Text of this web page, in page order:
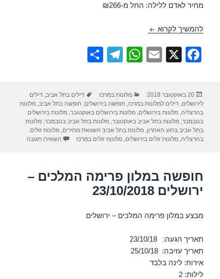
מחיר לאדם ללילה: החל מ-₪266
להמשיך לקרוא חופשה במלון רימונים שלום ירושלים – ירושלים 28/10/2018
F
e
b
o
X
E
W
s
A
p
T
gr
a
m
e
פורסם
בתאריך
20 באוקטובר 2018 קטגוריות
מלונות במרכז תגיות
דילים בתל אביב,דילים
לירושלים,דילים למלונות במרכז, חופשה בירושלים, חופשה בתל אביב,מלונות
בהרצליה,מלונות בירושלים,מלונות בירושלים באוקטובר,מלונות בירושלים
בנובמבר,מלונות בתל אביב באוקטובר,מלונות בתל אביב בנובמבר,מלונות
בתל אביב ברגע האחרון,מלונות בתל אביב השוואת מחירים,מלונות זולים
בהרצליה,מלונות זולים בירושלים,מלונות זולים במרכז השאירו תגובה
חופשה במלון פרימה המלכים –
ירושלים 23/10/2018
מבצע במלון פרימה המלכים – ירושלים
תאריך הגעה: 23/10/18
תאריך עזיבה: 25/10/18
אירוח: לינה בלבד
לילות: 2